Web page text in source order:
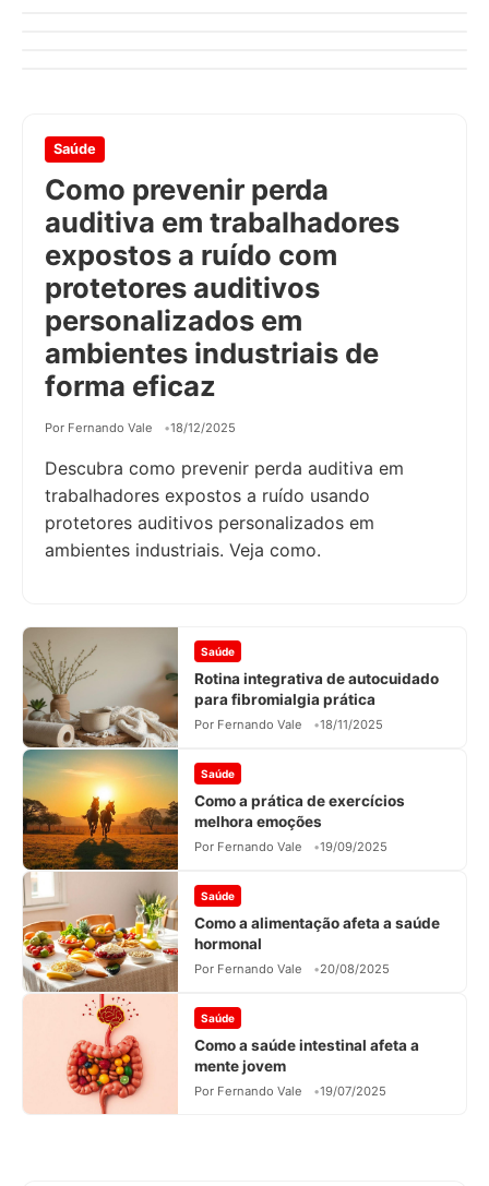
Saúde
Como prevenir perda
auditiva em trabalhadores
expostos a ruído com
protetores auditivos
personalizados em
ambientes industriais de
forma eficaz
Por Fernando Vale 18/12/2025
Descubra como prevenir perda auditiva em
trabalhadores expostos a ruído usando
protetores auditivos personalizados em
ambientes industriais. Veja como.
Saúde
Rotina integrativa de autocuidado
para fibromialgia prática
Por Fernando Vale 18/11/2025
Saúde
Como a prática de exercícios
melhora emoções
Por Fernando Vale 19/09/2025
Saúde
Como a alimentação afeta a saúde
hormonal
Por Fernando Vale 20/08/2025
Saúde
Como a saúde intestinal afeta a
mente jovem
Por Fernando Vale 19/07/2025